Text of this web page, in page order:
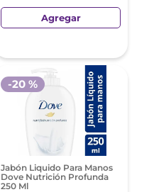
Agregar
Jabón Liquido Para Manos
Dove Nutrición Profunda
250 Ml
-20 %